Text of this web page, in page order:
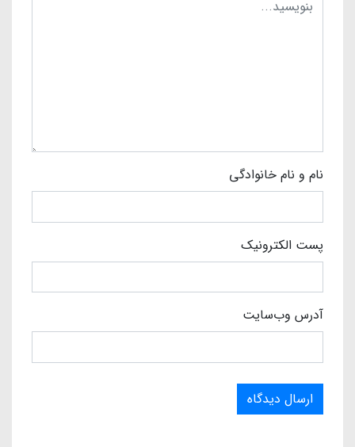
نام و نام خانوادگی
پست الکترونیک
آدرس وب‌سایت
ارسال دیدگاه